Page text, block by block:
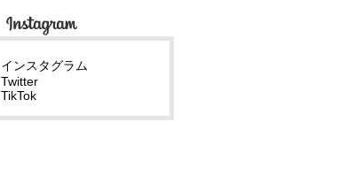
インスタグラム
Twitter
TikTok